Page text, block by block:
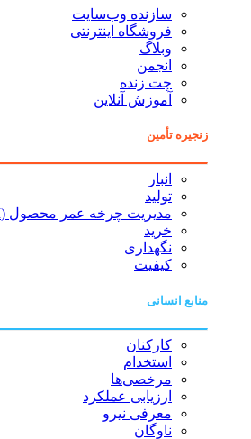
سازنده وب‌سایت
فروشگاه اینترنتی
وبلاگ
انجمن
چت زنده
آموزش آنلاین
زنجیره تأمین
انبار
تولید
مدیریت چرخه عمر محصول (PLM)
خرید
نگهداری
کیفیت
منابع انسانی
کارکنان
استخدام
مرخصی‌ها
ارزیابی عملکرد
معرفی نیرو
ناوگان